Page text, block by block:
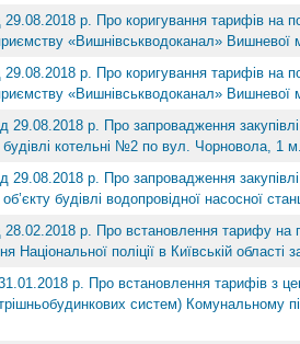
р. Про коригування тарифів на
«Вишнівськводоканал» Вишневої
р. Про коригування тарифів на
«Вишнівськводоканал» Вишневої
29.08.2018 р. Про запровадження
будівлі котельні №2 по вул. Чорновола, 1
29.08.2018 р. Про запровадження
об’єкту будівлі водопровідної насосної
р. Про встановлення тарифу на
Національної поліції в Київській
р. Про встановлення тарифів з
систем) Комунальному